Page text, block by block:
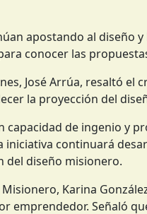
apostando al diseño
conocer las
José Arrúa, resaltó
la proyección del
capacidad de ingenio y
iniciativa continuará
del diseño misionero.
Karina
emprendedor. Señaló